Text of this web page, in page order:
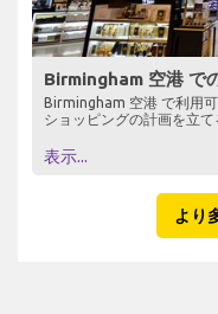
Birmingham 空港 で
Birmingham 空港 で利用
ショッピングの計画を立て
表示...
より